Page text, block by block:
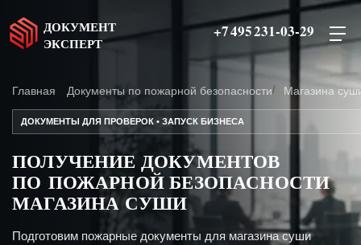
ДОКУМЕНТ
ЭКСПЕРТ
+7 495 231-03-29
Главная Документы по пожарной безопасности Магазина
ДОКУМЕНТЫ ДЛЯ ПРОВЕРОК • ЗАПУСК БИЗНЕСА
ПОЛУЧЕНИЕ ДОКУМЕНТОВ
ПО ПОЖАРНОЙ БЕЗОПАСНОСТИ
МАГАЗИНА СУШИ
Подготовим пожарные документы для магазина суши